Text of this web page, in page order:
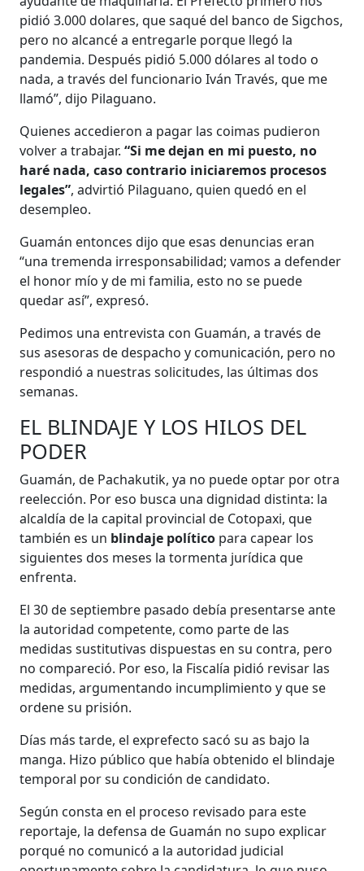
pidió 3.000 dolares, que saqué del banco de Sigchos,
pero no alcancé a entregarle porque llegó la
pandemia. Después pidió 5.000 dólares al todo o
nada, a través del funcionario Iván Través, que me
llamó”, dijo Pilaguano.
Quienes accedieron a pagar las coimas pudieron
volver a trabajar.“Si me dejan en mi puesto, no
haré nada, caso contrario iniciaremos procesos
legales”, advirtió Pilaguano, quien quedó en el
desempleo.
Guamán entonces dijo que esas denuncias eran
“una tremenda irresponsabilidad; vamos a defender
el honor mío y de mi familia, esto no se puede
quedar así”, expresó.
Pedimos una entrevista con Guamán, a través de
sus asesoras de despacho y comunicación, pero no
respondió a nuestras solicitudes, las últimas dos
semanas.
EL BLINDAJE Y LOS HILOS DEL
PODER
Guamán, de Pachakutik, ya no puede optar por otra
reelección. Por eso busca una dignidad distinta: la
alcaldía de la capital provincial de Cotopaxi, que
también es un blindaje político para capear los
siguientes dos meses la tormenta jurídica que
enfrenta.
El 30 de septiembre pasado debía presentarse ante
la autoridad competente, como parte de las
medidas sustitutivas dispuestas en su contra, pero
no compareció. Por eso, la Fiscalía pidió revisar las
medidas, argumentando incumplimiento y que se
ordene su prisión.
Días más tarde, el exprefecto sacó su as bajo la
manga. Hizo público que había obtenido el blindaje
temporal por su condición de candidato.
Según consta en el proceso revisado para este
reportaje, la defensa de Guamán no supo explicar
porqué no comunicó a la autoridad judicial